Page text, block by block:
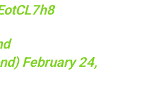
February 24,